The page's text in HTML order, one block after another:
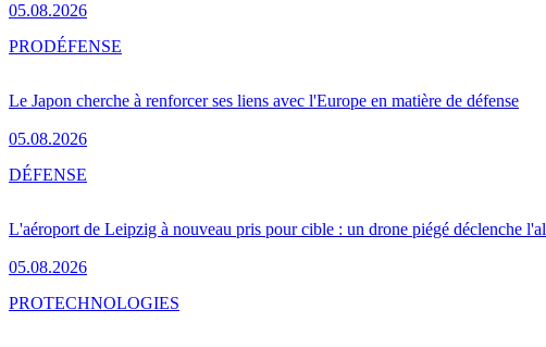
05.08.2026
Le Japon cherche à renforcer ses liens avec l'Europe en matière de défense
05.08.2026
PRODÉFENSE
L'aéroport de Leipzig à nouveau pris pour cible : un drone piégé déclenche
05.08.2026
DÉFENSE
PROTECHNOLOGIES